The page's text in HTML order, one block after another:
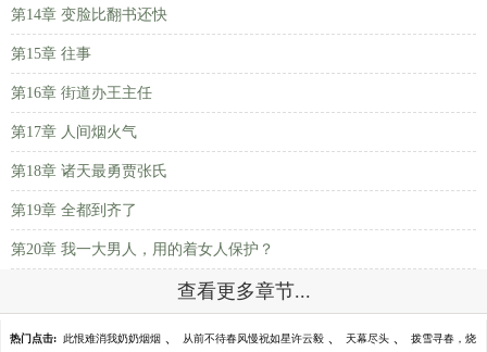
第14章 变脸比翻书还快
第15章 往事
第16章 街道办王主任
第17章 人间烟火气
第18章 诸天最勇贾张氏
第19章 全都到齐了
第20章 我一大男人，用的着女人保护？
查看更多章节...
热门点击: 此恨难消我奶奶烟烟 、 从前不待春风慢祝如星许云毅 、 天幕尽头 、 拨雪寻春，烧